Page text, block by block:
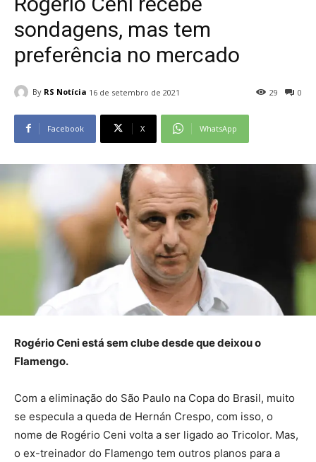
sondagens, mas tem
preferência no mercado
By RS Notícia 16 de setembro de 2021 0
29
Facebook X WhatsApp
Rogério Ceni está sem clube desde que deixou o
Flamengo.
Com a eliminação do São Paulo na Copa do Brasil, muito
se especula a queda de Hernán Crespo, com isso, o
nome de Rogério Ceni volta a ser ligado ao Tricolor. Mas,
o ex-treinador do Flamengo tem outros planos para a